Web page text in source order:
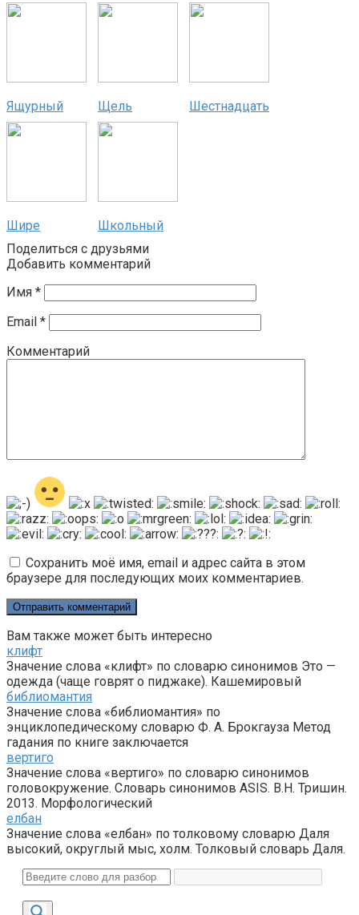
Ящурный Щель Шестнадцать
Шире
Школьный
Поделиться с друзьями
Добавить комментарий
Имя *
Email *
Комментарий
Сохранить моё имя, email и адрес сайта в этом
браузере для последующих моих комментариев.
Вам также может быть интересно
клифт
Значение слова «клифт» по словарю синонимов Это —
одежда (чаще говрят о пиджаке). Кашемировый
библиомантия
Значение слова «библиомантия» по
энциклопедическому словарю Ф. А. Брокгауза Метод
гадания по книге заключается
вертиго
Значение слова «вертиго» по словарю синонимов
головокружение. Словарь синонимов ASIS. В.Н. Тришин.
2013. Морфологический
елбан
Значение слова «елбан» по толковому словарю Даля
высокий, округлый мыс, холм. Толковый словарь Даля.